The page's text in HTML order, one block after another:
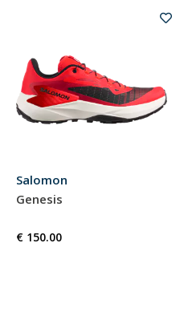
Salomon
Genesis
€ 150.00